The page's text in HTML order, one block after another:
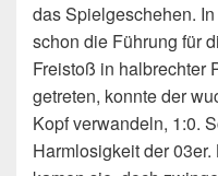
das Spielgeschehen.
schon die Führung für
Freistoß in halbrechter
getreten, konnte der
Kopf verwandeln, 1:0.
Harmlosigkeit der